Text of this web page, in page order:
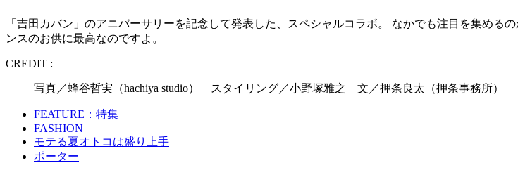
「吉田カバン」のアニバーサリーを記念して発表した、スペシャルコラボ。 なかでも注目を集め
ンスのお供に最高なのですよ。
CREDIT :
写真／蜂谷哲実（hachiya studio） スタイリング／小野塚雅之 文／押条良太（押条事務所）
FEATURE：特集
FASHION
モテる夏オトコは盛り上手
ポーター